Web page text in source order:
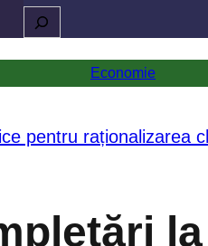
Caută
Economie
la